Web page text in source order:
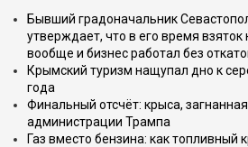
Бывший градоначальник
утверждает, что в его время
вообще и бизнес работал без
Крымский туризм нащупал дно к
года
Финальный отсчёт: крыса,
администрации Трампа
Газ вместо бензина: как топливный